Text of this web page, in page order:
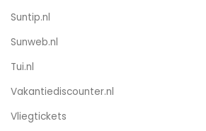
Suntip.nl
Sunweb.nl
Tui.nl
Vakantiediscounter.nl
Vliegtickets